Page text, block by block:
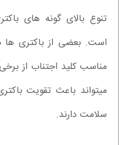
تنوع بالای گونه های
است. بعضی از باکتری ها
مناسب کلید اجتناب از
میتواند باعث تقویت
سلامت دارند.